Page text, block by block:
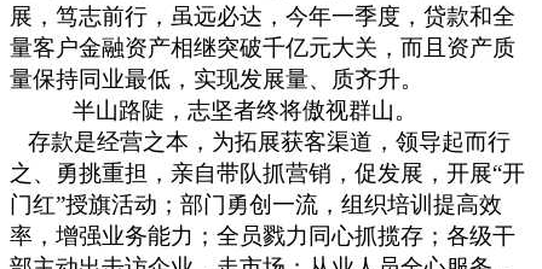
展， 笃志前行，虽远必达 ，今年一季度，贷款和全
量客户金融资产相继突破千亿元大关，而且资产质
量保持同业最低，实现发展量、质齐升。
半山路陡，志坚者终将傲视群山。
存款是经营之本，为拓展获客渠道，领导起而行
之、勇挑重担 ，亲自带队抓营销，促发展，开展“开
门红”授旗活动；部门勇创一流，组织培训提高效
率，增强业务能力；全员戮力同心抓揽存；各级干